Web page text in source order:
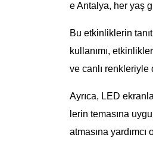
e Antalya, her yaş
Bu etkinliklerin
kullanımı,
ve canlı renkleriyle
Ayrıca, LED
lerin temasına
atmasına yardımcı